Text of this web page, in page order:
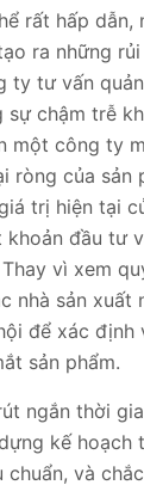
rất hấp dẫn,
ra những
ty tư vấn
chậm trễ
một công ty
ròng của sản
trị hiện tại
đầu tư
vì xem
nhà sản xuất
để xác định
sản phẩm.
ngắn thời
kế hoạch
và